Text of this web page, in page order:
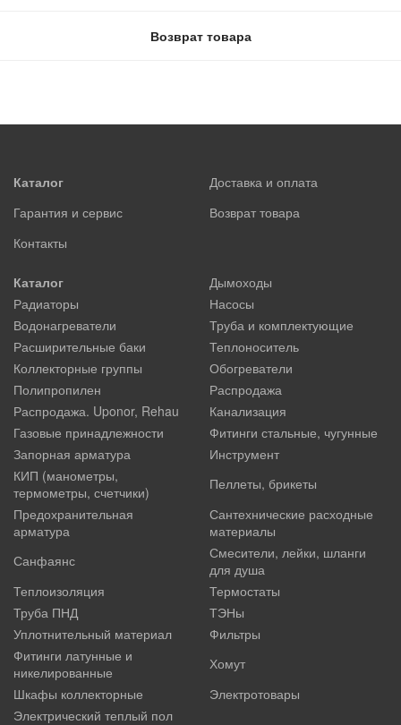
Возврат товара
Каталог
Доставка и оплата
Гарантия и сервис
Возврат товара
Контакты
Каталог
Дымоходы
Радиаторы
Насосы
Водонагреватели
Труба и комплектующие
Расширительные баки
Теплоноситель
Коллекторные группы
Обогреватели
Полипропилен
Распродажа
Распродажа. Uponor, Rehau
Канализация
Газовые принадлежности
Фитинги стальные, чугунные
Запорная арматура
Инструмент
КИП (манометры,
термометры, счетчики)
Пеллеты, брикеты
Предохранительная
арматура
Сантехнические расходные
материалы
Санфаянс
Смесители, лейки, шланги
для душа
Теплоизоляция
Термостаты
Труба ПНД
ТЭНы
Уплотнительный материал
Фильтры
Фитинги латунные и
никелированные
Хомут
Шкафы коллекторные
Электротовары
Электрический теплый пол